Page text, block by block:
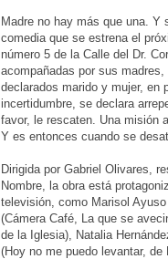
Madre no hay más que una.
comedia que se estrena el
número 5 de la Calle del Dr.
acompañadas por sus
declarados marido y mujer, en
incertidumbre, se declara
favor, le rescaten. Una misión
Y es entonces cuando se
Dirigida por Gabriel Olivares,
Nombre, la obra está
televisión, como Marisol
(Cámera Café, La que se
de la Iglesia), Natalia
(Hoy no me puedo levantar,